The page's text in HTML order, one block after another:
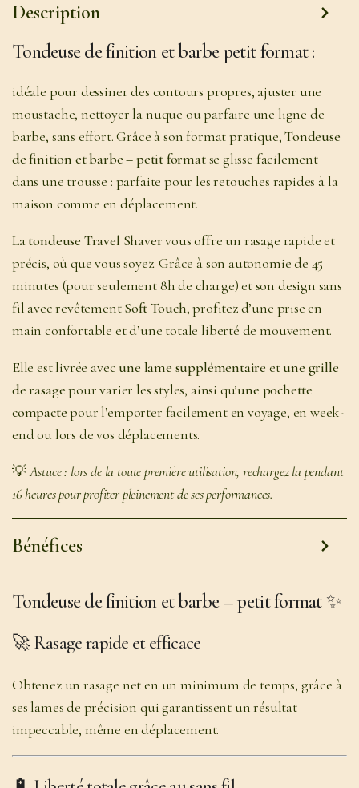
Contours
Description
Tondeuse de finition et barbe petit format:
idéale pour dessiner des contours propres, ajuster une
moustache, nettoyer la nuque ou parfaire une ligne de
barbe, sans effort. Grâce à son format pratique,Tondeuse
de finition et barbe – petit formatse glisse facilement
dans une trousse : parfaite pour les retouches rapides à la
maison comme en déplacement.
Latondeuse Travel Shavervous offre un rasage rapide et
précis, où que vous soyez. Grâce à son autonomie de 45
minutes (pour seulement 8h de charge) et son design sans
fil avec revêtementSoft Touch, profitez d’une prise en
main confortable et d’une totale liberté de mouvement.
Elle est livrée avec une lame supplémentaire etune grille
de rasagepour varier les styles, ainsi qu’une pochette
compactepour l’emporter facilement en voyage, en week-
end ou lors de vos déplacements.
💡Astuce : lors de la toute première utilisation, rechargez la pendant
16 heures pour profiter pleinement de ses performances.
Bénéfices
Tondeuse de finition et barbe – petit format ✨
🚀Rasage rapide et efficace
Obtenez un rasage net en un minimum de temps, grâce à
ses lames de précision qui garantissent un résultat
impeccable, même en déplacement.